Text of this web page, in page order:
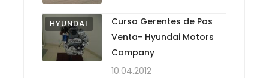
HYUNDAI
Curso Gerentes de Pos
Venta- Hyundai Motors
Company
10.04.2012